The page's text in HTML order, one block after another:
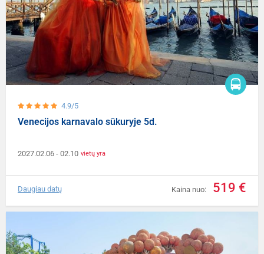
4.9/5
Venecijos karnavalo sūkuryje 5d.
2027.02.06 - 02.10 vietų yra
Kaina nuo: 519 €
Daugiau datų